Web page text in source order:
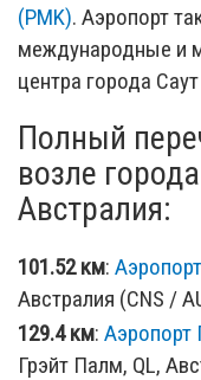
(PMK). Аэропорт
международные и
центра города
Полный
возле
Австралия:
101.52 км:
Австралия (CNS /
129.4 км: Аэропорт
Грэйт Палм, QL,